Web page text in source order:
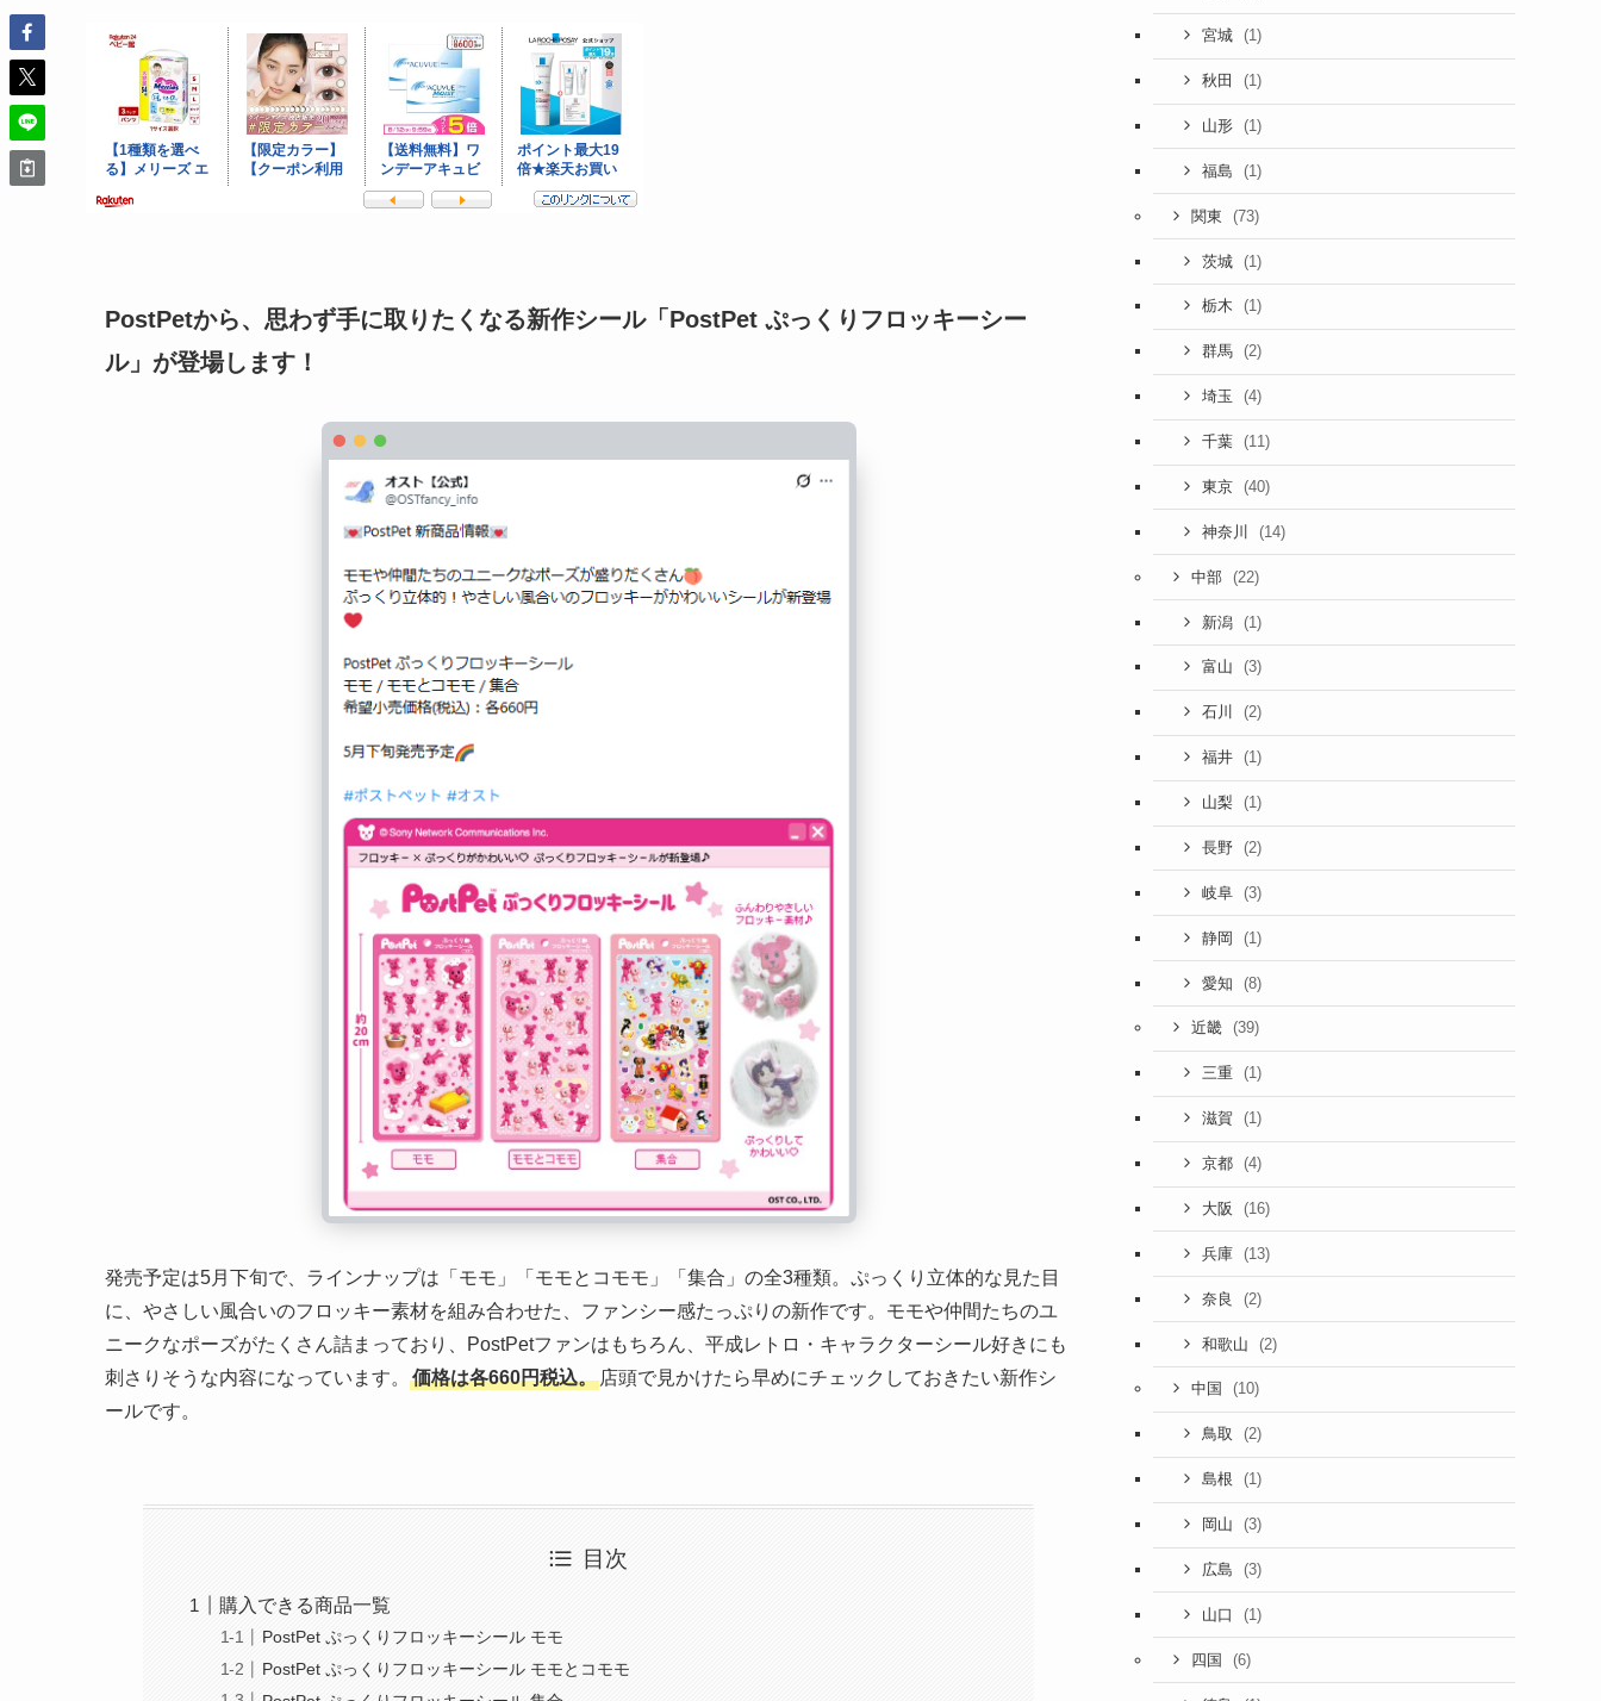
PostPetから、思わず手に取りたくなる新作シール「PostPet ぷっくりフロッキーシー
ル」が登場します！
発売予定は5月下旬で、ラインナップは「モモ」「モモとコモモ」「集合」の全3種類。ぷっくり立体的な見た目
に、やさしい風合いのフロッキー素材を組み合わせた、ファンシー感たっぷりの新作です。モモや仲間たちのユ
ニークなポーズがたくさん詰まっており、PostPetファンはもちろん、平成レトロ・キャラクターシール好きにも
刺さりそうな内容になっています。
価格は各660円税込。 店頭で見かけたら早めにチェックしておきたい新作シ
ールです。
目次
購入できる商品一覧
PostPet ぷっくりフロッキーシール モモ
PostPet ぷっくりフロッキーシール モモとコモモ
宮城 (1)
秋田 (1)
山形 (1)
福島 (1)
関東 (73)
茨城 (1)
栃木 (1)
群馬 (2)
埼玉 (4)
千葉 (11)
東京 (40)
神奈川 (14)
中部 (22)
新潟 (1)
富山 (3)
石川 (2)
福井 (1)
山梨 (1)
長野 (2)
岐阜 (3)
静岡 (1)
愛知 (8)
近畿 (39)
三重 (1)
滋賀 (1)
京都 (4)
大阪 (16)
兵庫 (13)
奈良 (2)
和歌山 (2)
中国 (10)
鳥取 (2)
島根 (1)
岡山 (3)
広島 (3)
山口 (1)
四国 (6)